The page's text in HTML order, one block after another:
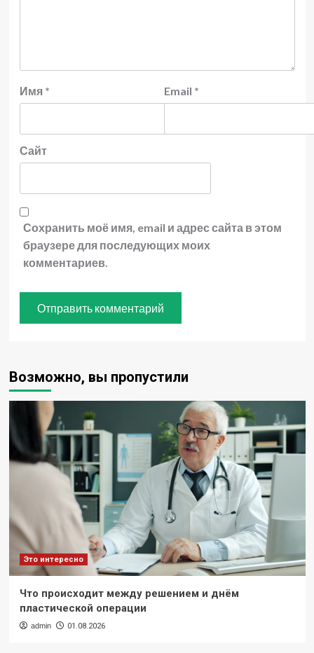
Имя * Email *
Сайт
Сохранить моё имя, email и адрес сайта в этом
браузере для последующих моих
комментариев.
Возможно, вы пропустили
Это интересно
Что происходит между решением и днём
пластической операции
admin 01.08.2026